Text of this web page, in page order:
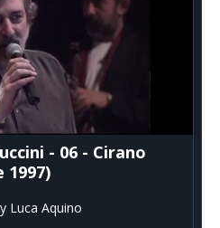
- 06 - Cirano
1997)
Luca Aquino